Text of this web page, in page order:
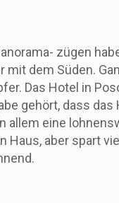
zügen
dem Süden.
Das Hotel in
gehört, dass
eine
aber spart